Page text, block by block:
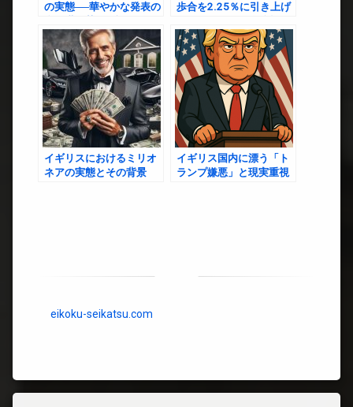
の実態──華やかな発表の
望
歩合を2.25％に引き上げ
りえること
イギリスにおけるミリオ
ネアの実態とその背景
イギリス国内に漂う「ト
ランプ嫌悪」と現実重視
eikoku-seikatsu.com